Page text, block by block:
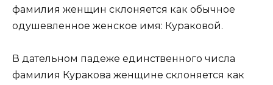
фамилия женщин склоняется как обычное
одушевленное женское имя: Кураковой.
В дательном падеже единственного числа
фамилия Куракова женщине склоняется как